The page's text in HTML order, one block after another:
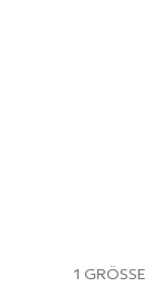
1 GRÖSSE